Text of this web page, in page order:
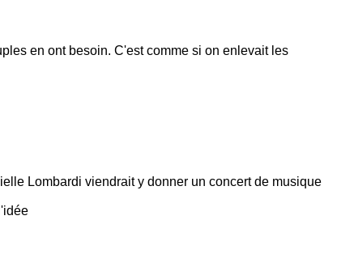
en ont besoin. C'est comme si on enlevait les
Lombardi viendrait y donner un concert de musique